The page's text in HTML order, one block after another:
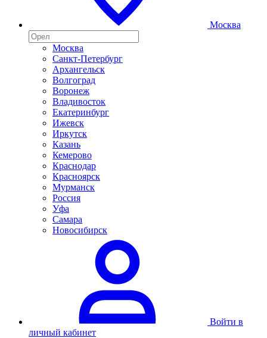
Москва
Москва
Санкт-Петербург
Архангельск
Волгоград
Воронеж
Владивосток
Екатеринбург
Ижевск
Иркутск
Казань
Кемерово
Краснодар
Красноярск
Мурманск
Россия
Уфа
Самара
Новосибирск
Войти в
личный кабинет